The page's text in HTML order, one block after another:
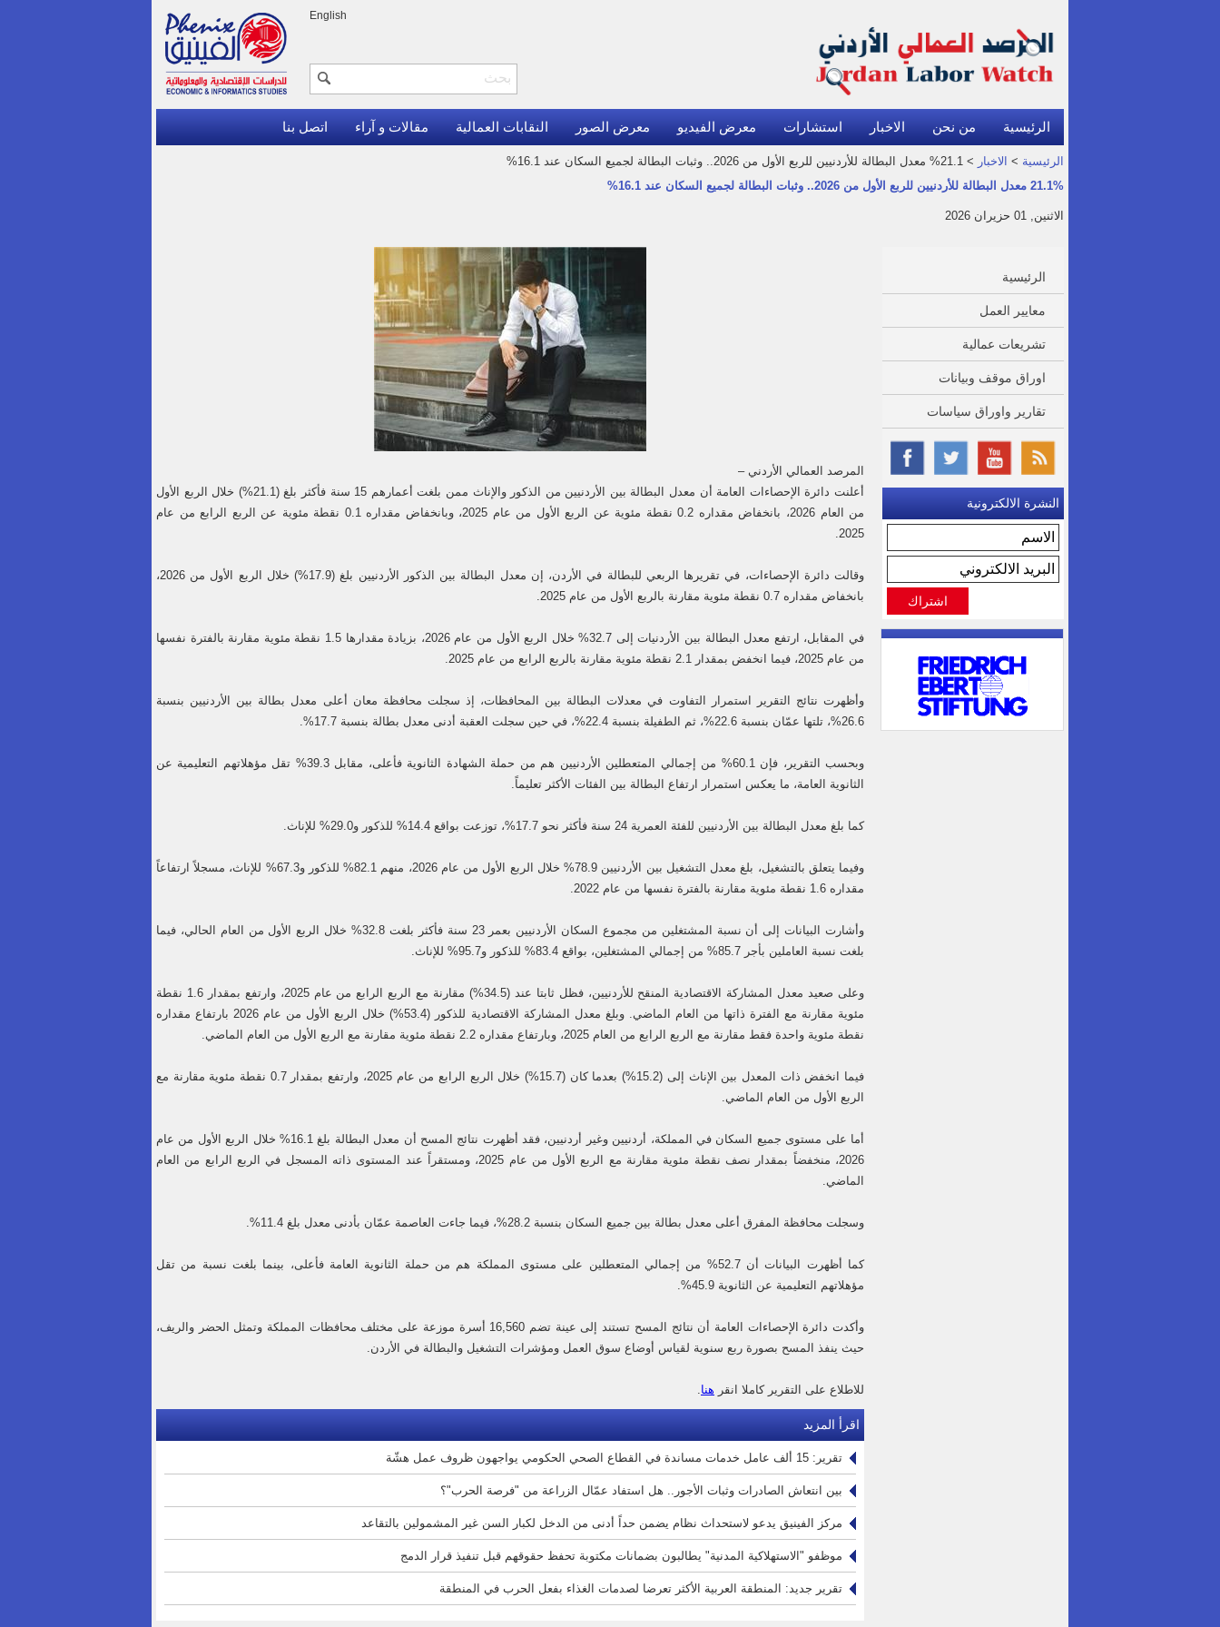
English
الرئيسية من نحن الاخبار استشارات معرض الفيديو معرض الصور النقابات العمالية مقالات و آراء اتصل بنا
الرئيسية > الاخبار > 21.1% معدل البطالة للأردنيين للربع الأول من 2026.. وثبات البطالة لجميع السكان عند 16.1%
21.1% معدل البطالة للأردنيين للربع الأول من 2026.. وثبات البطالة لجميع السكان عند 16.1%
الاثنين, 01 حزيران 2026
الرئيسية
معايير العمل
تشريعات عمالية
اوراق موقف وبيانات
تقارير واوراق سياسات
النشرة الالكترونية
المرصد العمالي الأردني –
أعلنت دائرة الإحصاءات العامة أن معدل البطالة بين الأردنيين من الذكور والإناث ممن بلغت أعمارهم 15 سنة فأكثر بلغ (21.1%) خلال الربع الأول
من العام 2026، بانخفاض مقداره 0.2 نقطة مئوية عن الربع الأول من عام 2025، وبانخفاض مقداره 0.1 نقطة مئوية عن الربع الرابع من عام
2025.
وقالت دائرة الإحصاءات، في تقريرها الربعي للبطالة في الأردن، إن معدل البطالة بين الذكور الأردنيين بلغ (17.9%) خلال الربع الأول من 2026،
بانخفاض مقداره 0.7 نقطة مئوية مقارنة بالربع الأول من عام 2025.
في المقابل، ارتفع معدل البطالة بين الأردنيات إلى 32.7% خلال الربع الأول من عام 2026، بزيادة مقدارها 1.5 نقطة مئوية مقارنة بالفترة نفسها
من عام 2025، فيما انخفض بمقدار 2.1 نقطة مئوية مقارنة بالربع الرابع من عام 2025.
وأظهرت نتائج التقرير استمرار التفاوت في معدلات البطالة بين المحافظات، إذ سجلت محافظة معان أعلى معدل بطالة بين الأردنيين بنسبة
26.6%، تلتها عمّان بنسبة 22.6%، ثم الطفيلة بنسبة 22.4%، في حين سجلت العقبة أدنى معدل بطالة بنسبة 17.7%.
وبحسب التقرير، فإن 60.1% من إجمالي المتعطلين الأردنيين هم من حملة الشهادة الثانوية فأعلى، مقابل 39.3% تقل مؤهلاتهم التعليمية عن
الثانوية العامة، ما يعكس استمرار ارتفاع البطالة بين الفئات الأكثر تعليماً.
كما بلغ معدل البطالة بين الأردنيين للفئة العمرية 24 سنة فأكثر نحو 17.7%، توزعت بواقع 14.4% للذكور و29.0% للإناث.
وفيما يتعلق بالتشغيل، بلغ معدل التشغيل بين الأردنيين 78.9% خلال الربع الأول من عام 2026، منهم 82.1% للذكور و67.3% للإناث، مسجلاً ارتفاعاً
مقداره 1.6 نقطة مئوية مقارنة بالفترة نفسها من عام 2022.
وأشارت البيانات إلى أن نسبة المشتغلين من مجموع السكان الأردنيين بعمر 23 سنة فأكثر بلغت 32.8% خلال الربع الأول من العام الحالي، فيما
بلغت نسبة العاملين بأجر 85.7% من إجمالي المشتغلين، بواقع 83.4% للذكور و95.7% للإناث.
وعلى صعيد معدل المشاركة الاقتصادية المنقح للأردنيين، فظل ثابتا عند (34.5%) مقارنة مع الربع الرابع من عام 2025، وارتفع بمقدار 1.6 نقطة
مئوية مقارنة مع الفترة ذاتها من العام الماضي. وبلغ معدل المشاركة الاقتصادية للذكور (53.4%) خلال الربع الأول من عام 2026 بارتفاع مقداره
نقطة مئوية واحدة فقط مقارنة مع الربع الرابع من العام 2025، وبارتفاع مقداره 2.2 نقطة مئوية مقارنة مع الربع الأول من العام الماضي.
فيما انخفض ذات المعدل بين الإناث إلى (15.2%) بعدما كان (15.7%) خلال الربع الرابع من عام 2025، وارتفع بمقدار 0.7 نقطة مئوية مقارنة مع
الربع الأول من العام الماضي.
أما على مستوى جميع السكان في المملكة، أردنيين وغير أردنيين، فقد أظهرت نتائج المسح أن معدل البطالة بلغ 16.1% خلال الربع الأول من عام
2026، منخفضاً بمقدار نصف نقطة مئوية مقارنة مع الربع الأول من عام 2025، ومستقراً عند المستوى ذاته المسجل في الربع الرابع من العام
الماضي.
وسجلت محافظة المفرق أعلى معدل بطالة بين جميع السكان بنسبة 28.2%، فيما جاءت العاصمة عمّان بأدنى معدل بلغ 11.4%.
كما أظهرت البيانات أن 52.7% من إجمالي المتعطلين على مستوى المملكة هم من حملة الثانوية العامة فأعلى، بينما بلغت نسبة من تقل
مؤهلاتهم التعليمية عن الثانوية 45.9%.
وأكدت دائرة الإحصاءات العامة أن نتائج المسح تستند إلى عينة تضم 16,560 أسرة موزعة على مختلف محافظات المملكة وتمثل الحضر والريف،
حيث ينفذ المسح بصورة ربع سنوية لقياس أوضاع سوق العمل ومؤشرات التشغيل والبطالة في الأردن.
للاطلاع على التقرير كاملا انقر هنا.
اقرأ المزيد
تقرير: 15 ألف عامل خدمات مساندة في القطاع الصحي الحكومي يواجهون ظروف عمل هشّة
بين انتعاش الصادرات وثبات الأجور.. هل استفاد عمّال الزراعة من "فرصة الحرب"؟
مركز الفينيق يدعو لاستحداث نظام يضمن حداً أدنى من الدخل لكبار السن غير المشمولين بالتقاعد
موظفو "الاستهلاكية المدنية" يطالبون بضمانات مكتوبة تحفظ حقوقهم قبل تنفيذ قرار الدمج
تقرير جديد: المنطقة العربية الأكثر تعرضا لصدمات الغذاء بفعل الحرب في المنطقة